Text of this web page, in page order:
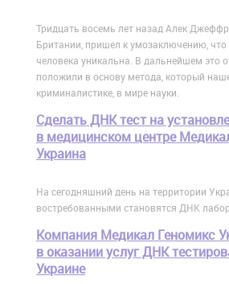
Тридцать восемь лет назад Алек
Британии, пришел к умозаключению,
человека уникальна. В дальнейшем это
положили в основу метода, который
криминалистике, в мире науки.
Сделать ДНК тест на
в медицинском центре
Украина
На сегодняшний день на территории
востребованными становятся ДНК
Компания Медикал Геномикс
в оказании услуг ДНК
Украине